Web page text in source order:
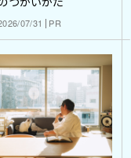
07/31 PR